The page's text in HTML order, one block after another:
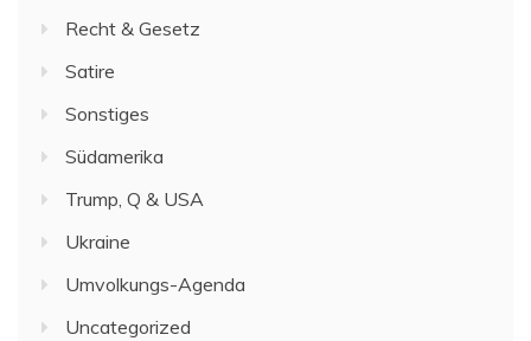
Recht & Gesetz
Satire
Sonstiges
Südamerika
Trump, Q & USA
Ukraine
Umvolkungs-Agenda
Uncategorized